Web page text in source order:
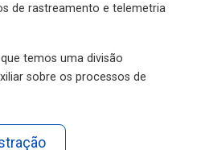
de rastreamento e telemetria
temos uma divisão
sobre os processos de